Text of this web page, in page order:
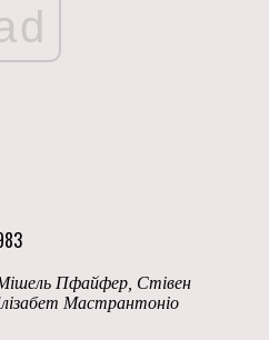
Пфайфер, Стівен
Мастрантоніо